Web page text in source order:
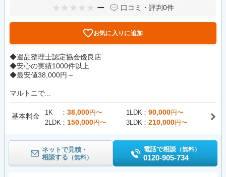
ー 口コミ・評判0件
お気に入りに追加
◆遺品整理士認定協会優良店
◆安心の実績1000件以上
◆最安値38,000円～
マルトニで...
基本料金 1K 38,000円〜 1LDK 90,000円〜
2LDK
150,000円〜 3LDK 210,000円〜
ネットで見積・
相談する （無料）
電話で相談 （無料）
0120-905-734